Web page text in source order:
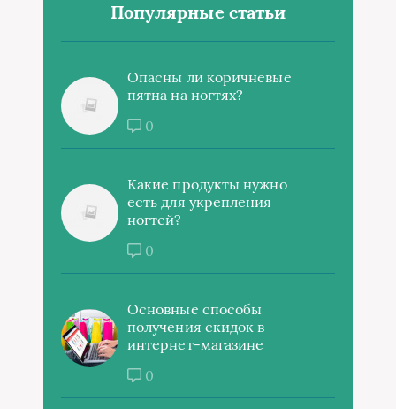
Популярные статьи
Опасны ли коричневые
пятна на ногтях?
0
Какие продукты нужно
есть для укрепления
ногтей?
0
Основные способы
получения скидок в
интернет-магазине
0